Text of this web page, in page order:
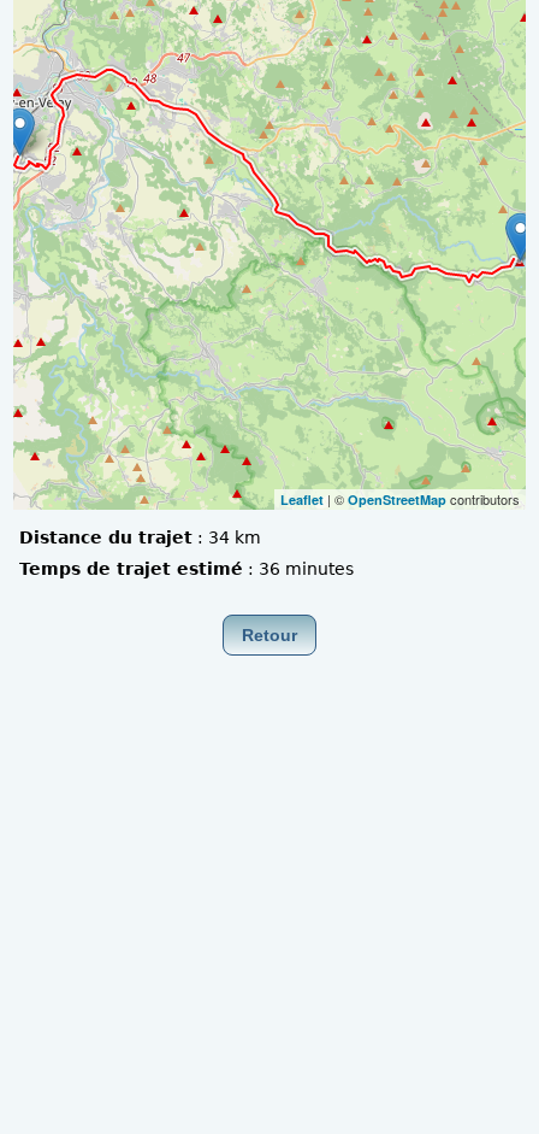
Leaflet| © OpenStreetMapcontributors
Distance du trajet : 34 km
Temps de trajet estimé : 36 minutes
Retour